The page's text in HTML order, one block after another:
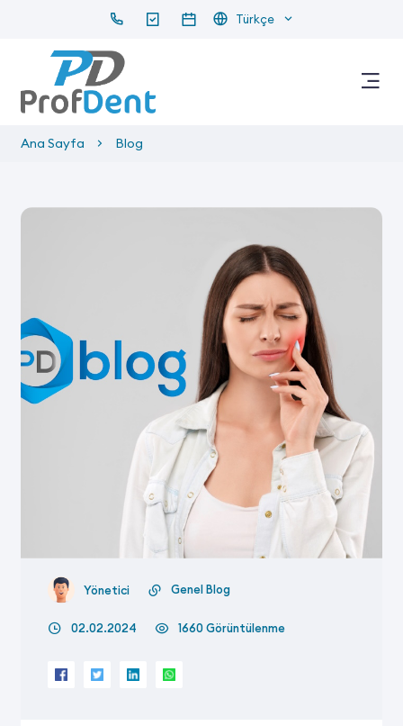
Türkçe
Ana Sayfa Blog
Yönetici Genel Blog
02.02.2024 1660 Görüntülenme